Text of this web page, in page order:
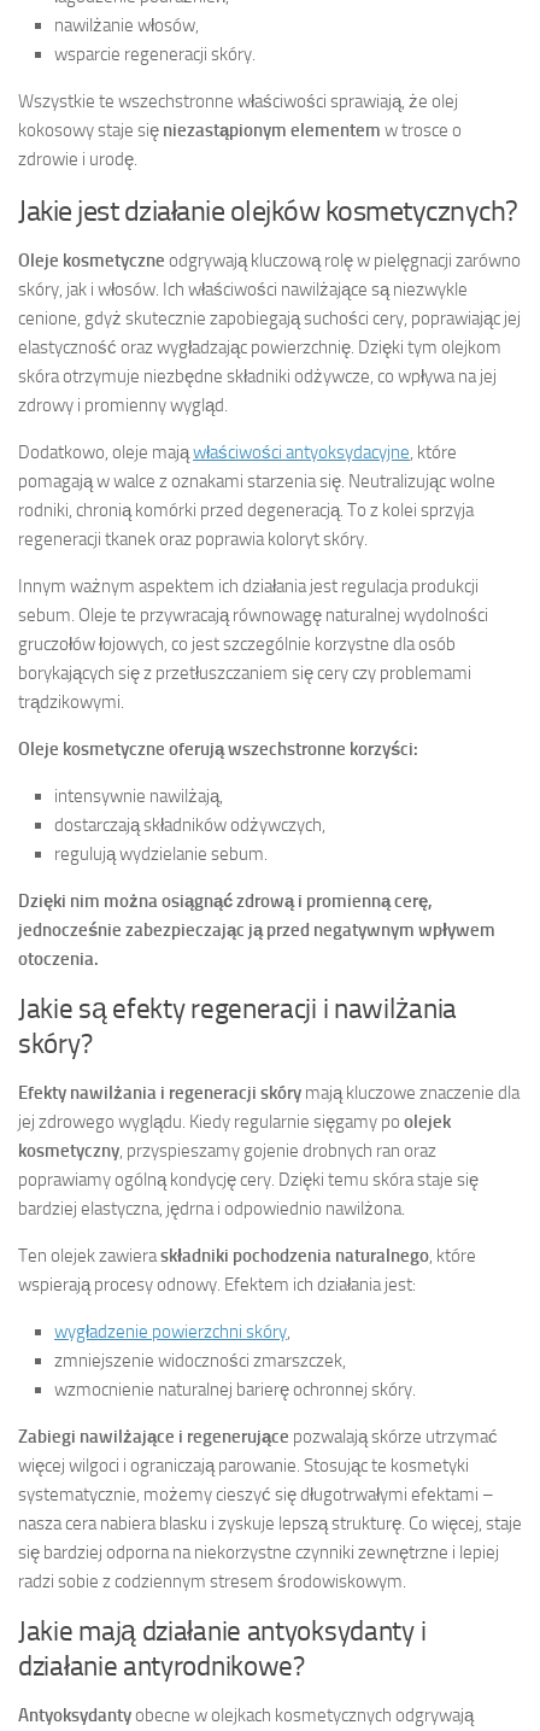
nawilżanie włosów,
wsparcie regeneracji skóry.
Wszystkie te wszechstronne właściwości sprawiają, że olej
kokosowy staje się niezastąpionym elementem w trosce o
zdrowie i urodę.
Jakie jest działanie olejków kosmetycznych?
Oleje kosmetyczne odgrywają kluczową rolę w pielęgnacji zarówno
skóry, jak i włosów. Ich właściwości nawilżające są niezwykle
cenione, gdyż skutecznie zapobiegają suchości cery, poprawiając jej
elastyczność oraz wygładzając powierzchnię. Dzięki tym olejkom
skóra otrzymuje niezbędne składniki odżywcze, co wpływa na jej
zdrowy i promienny wygląd.
Dodatkowo, oleje mająwłaściwości antyoksydacyjne, które
pomagają w walce z oznakami starzenia się. Neutralizując wolne
rodniki, chronią komórki przed degeneracją. To z kolei sprzyja
regeneracji tkanek oraz poprawia koloryt skóry.
Innym ważnym aspektem ich działania jest regulacja produkcji
sebum. Oleje te przywracają równowagę naturalnej wydolności
gruczołów łojowych, co jest szczególnie korzystne dla osób
borykających się z przetłuszczaniem się cery czy problemami
trądzikowymi.
Oleje kosmetyczne oferują wszechstronne korzyści:
intensywnie nawilżają,
dostarczają składników odżywczych,
regulują wydzielanie sebum.
Dzięki nim można osiągnąć zdrową i promienną cerę,
jednocześnie zabezpieczając ją przed negatywnym wpływem
otoczenia.
Jakie są efekty regeneracji i nawilżania
skóry?
Efekty nawilżania i regeneracji skóry mają kluczowe znaczenie dla
jej zdrowego wyglądu. Kiedy regularnie sięgamy po olejek
kosmetyczny, przyspieszamy gojenie drobnych ran oraz
poprawiamy ogólną kondycję cery. Dzięki temu skóra staje się
bardziej elastyczna, jędrna i odpowiednio nawilżona.
Ten olejek zawieraskładniki pochodzenia naturalnego, które
wspierają procesy odnowy. Efektem ich działania jest:
wygładzenie powierzchni skóry,
zmniejszenie widoczności zmarszczek,
wzmocnienie naturalnej barierę ochronnej skóry.
Zabiegi nawilżające i regenerujące pozwalają skórze utrzymać
więcej wilgoci i ograniczają parowanie. Stosując te kosmetyki
systematycznie, możemy cieszyć się długotrwałymi efektami –
nasza cera nabiera blasku i zyskuje lepszą strukturę. Co więcej, staje
się bardziej odporna na niekorzystne czynniki zewnętrzne i lepiej
radzi sobie z codziennym stresem środowiskowym.
Jakie mają działanie antyoksydanty i
działanie antyrodnikowe?
Antyoksydantyobecne w olejkach kosmetycznych odgrywają